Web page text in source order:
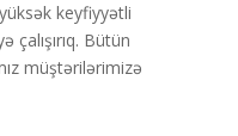
keyfiyyətli
Bütün
müştərilərimizə